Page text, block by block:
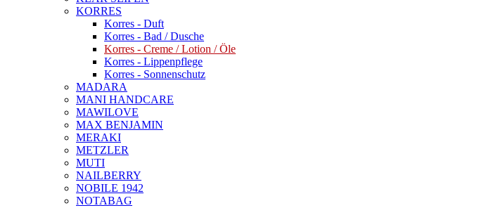
KORRES
Korres - Duft
Korres - Bad / Dusche
Korres - Creme / Lotion / Öle
Korres - Lippenpflege
Korres - Sonnenschutz
MADARA
MANI HANDCARE
MAWILOVE
MAX BENJAMIN
MERAKI
METZLER
MUTI
NAILBERRY
NOBILE 1942
NOTABAG